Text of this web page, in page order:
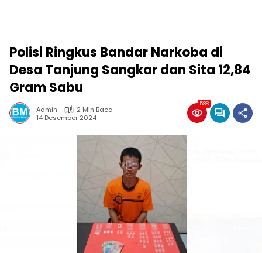
Polisi Ringkus Bandar Narkoba di
Desa Tanjung Sangkar dan Sita 12,84
Gram Sabu
Admin
2 Min Baca
14 Desember 2024
588